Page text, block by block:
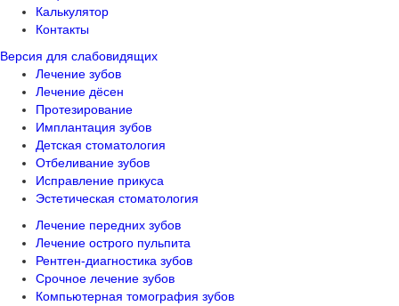
Калькулятор
Контакты
Версия для слабовидящих
Лечение зубов
Лечение дёсен
Протезирование
Имплантация зубов
Детская стоматология
Отбеливание зубов
Исправление прикуса
Эстетическая стоматология
Лечение передних зубов
Лечение острого пульпита
Рентген-диагностика зубов
Срочное лечение зубов
Компьютерная томография зубов